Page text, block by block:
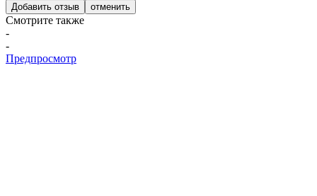
отменить
Смотрите также
-
-
Предпросмотр